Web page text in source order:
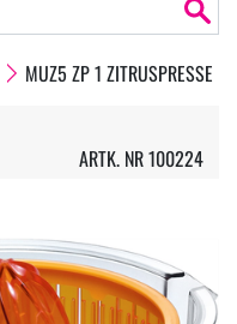
MUZ5 ZP 1 ZITRUSPRESSE
ARTK. NR 100224